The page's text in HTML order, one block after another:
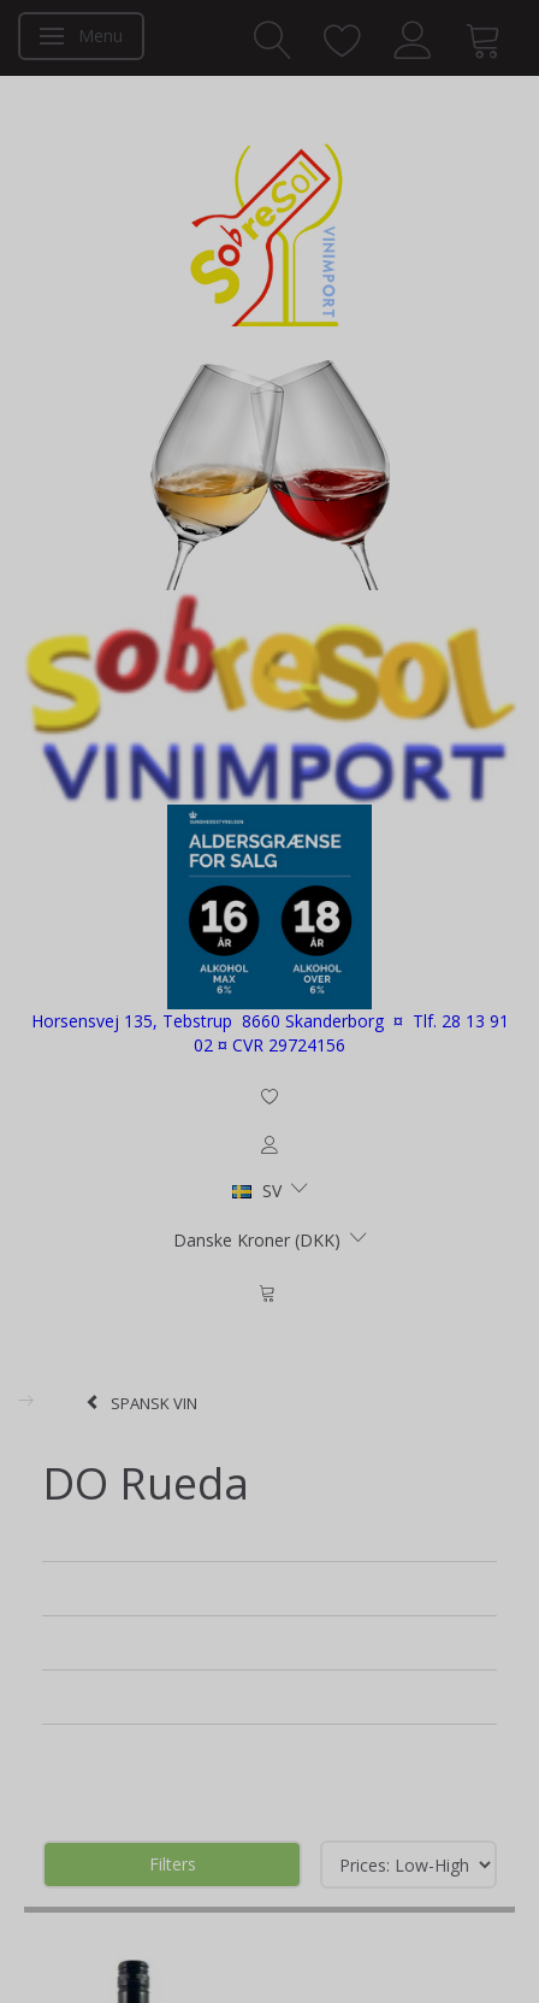
Toggle navigation
Menu
Horsensvej 135, Tebstrup 8660 Skanderborg ¤ Tlf. 28 13 91
02 ¤ CVR 29724156
SV
Danske Kroner (DKK)
SPANSK VIN
DO Rueda
Filters